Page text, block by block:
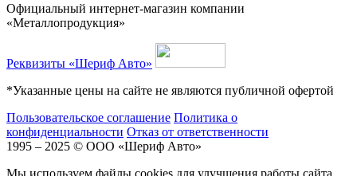
Официальный интернет-магазин компании
«Металлопродукция»
Реквизиты «Шериф Авто»
*Указанные цены на сайте не являются публичной офертой
Пользовательское соглашение Политика о
конфиденциальности Отказ от ответственности
1995 – 2025 © ООО «Шериф Авто»
Мы используем файлы cookies для улучшения работы сайта.